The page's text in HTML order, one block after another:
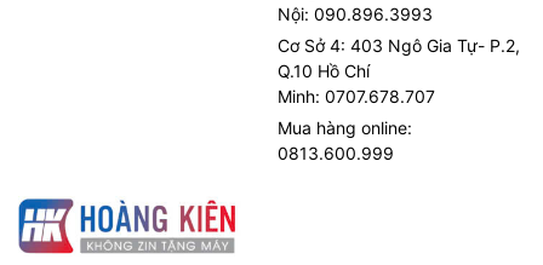
Nội: 090.896.3993
Cơ Sở 4: 403 Ngô Gia Tự- P.2,
Q.10 Hồ Chí
Minh: 0707.678.707
Mua hàng online:
0813.600.999